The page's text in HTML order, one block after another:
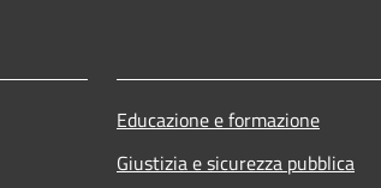
Educazione e formazione
Giustizia e sicurezza pubblica